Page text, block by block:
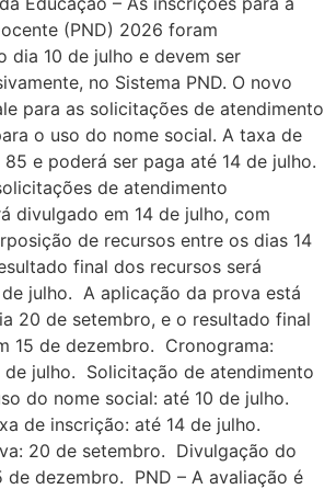
(PND) 2026 foram
dia 10 de julho e devem ser
no Sistema PND. O novo
para as solicitações de atendimento
o uso do nome social. A taxa de
e poderá ser paga até 14 de julho.
de atendimento
divulgado em 14 de julho, com
de recursos entre os dias 14
final dos recursos será
julho. A aplicação da prova está
20 de setembro, e o resultado final
15 de dezembro. Cronograma:
de julho. Solicitação de atendimento
do nome social: até 10 de julho.
de inscrição: até 14 de julho.
20 de setembro. Divulgação do
de dezembro. PND – A avaliação é